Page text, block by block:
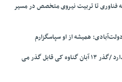
فناوری تا تربیت نیروی متخصص در مسیر
همیشه از او سپاسگزارم
گذری که حتی یک سطل زباله ندارد /گذر ۱۳ آبان گناوه کی قابل گذر می